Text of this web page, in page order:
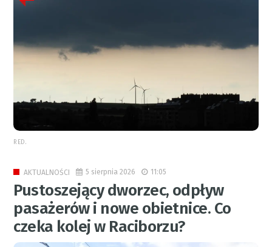
RED.
AKTUALNOŚCI 5 sierpnia 2026 11:05
Pustoszejący dworzec, odpływ
pasażerów i nowe obietnice. Co
czeka kolej w Raciborzu?